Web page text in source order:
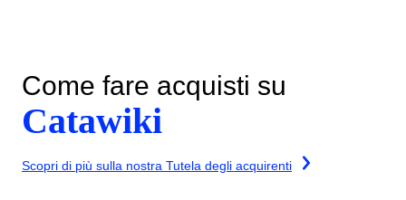
Come fare acquisti su
Catawiki
Scopri di più sulla nostra Tutela degli acquirenti